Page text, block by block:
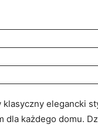
elegancki⁢
dla każdego⁣ domu.